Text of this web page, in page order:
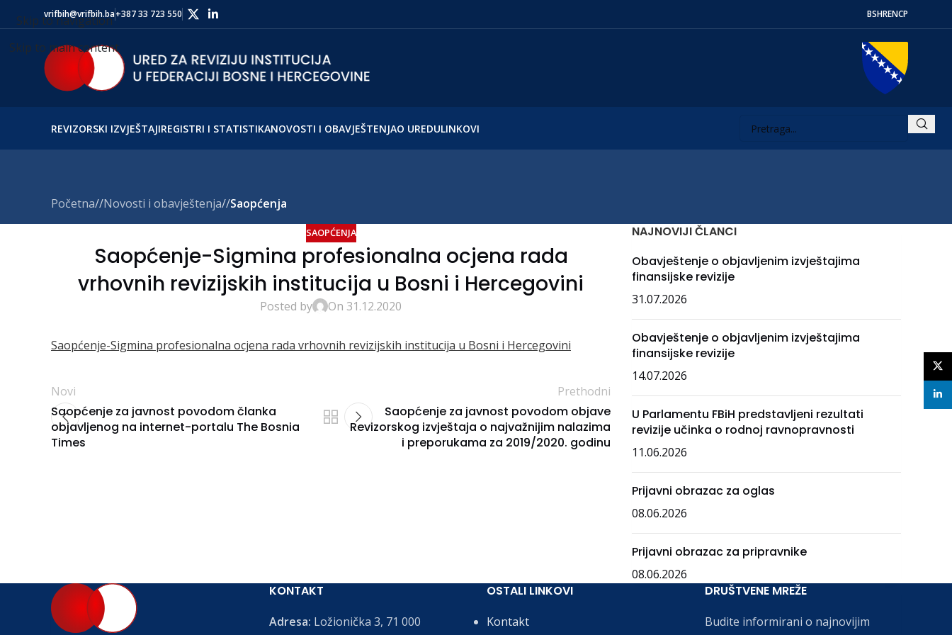
Skip to navigation
Skip to main content
vrifbih@vrifbih.ba+387 33 723 550 BSHRENСР
REVIZORSKI IZVJEŠTAJIREGISTRI I STATISTIKANOVOSTI I OBAVJEŠTENJAO UREDULINKOVI
Početna/ Novosti i obavještenja/ Saopćenja
SAOPĆENJA
Saopćenje-Sigmina profesionalna ocjena rada
vrhovnih revizijskih institucija u Bosni i Hercegovini
Posted by On 31.12.2020
Saopćenje-Sigmina profesionalna ocjena rada vrhovnih revizijskih institucija u Bosni i Hercegovini
Novi
Saopćenje za javnost povodom članka
objavljenog na internet-portalu The Bosnia
Times
Prethodni
Saopćenje za javnost povodom objave
Revizorskog izvještaja o najvažnijim nalazima
i preporukama za 2019/2020. godinu
NAJNOVIJI ČLANCI
Obavještenje o objavljenim izvještajima
finansijske revizije
31.07.2026
Obavještenje o objavljenim izvještajima
finansijske revizije
14.07.2026
U Parlamentu FBiH predstavljeni rezultati
revizije učinka o rodnoj ravnopravnosti
11.06.2026
Prijavni obrazac za oglas
08.06.2026
Prijavni obrazac za pripravnike
08.06.2026
KONTAKT
Adresa: Ložionička 3, 71 000
OSTALI LINKOVI
Kontakt
DRUŠTVENE MREŽE
Budite informirani o najnovijim